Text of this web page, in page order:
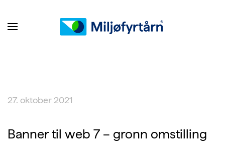
27. oktober 2021
Banner til web 7 – gronn omstilling